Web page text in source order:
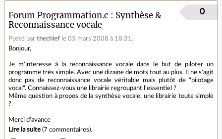
Forum Programmation.c
Synthèse &
Reconnaissance vocale
Posté par thechief le 05 mars 2008 à 18:31 .
0
Bonjour,
Je m'interesse à la reconnaissance vocale dans le but de piloter un
programme très simple. Avec une dizaine de mots tout au plus. Il ne s'agit
donc pas de reconnaissance vocale véritable mais plutôt de "pilotage
vocal". Connaissez-vous une librairie regroupant l'essentiel ?
Même question à propos de la synthèse vocale, une librairie toute simple
?
Merci d'avance
Lire la suite (7 commentaires).